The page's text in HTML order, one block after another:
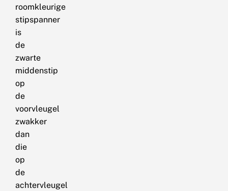
roomkleurige
stipspanner
is
de
zwarte
middenstip
op
de
voorvleugel
zwakker
dan
die
op
de
achtervleugel